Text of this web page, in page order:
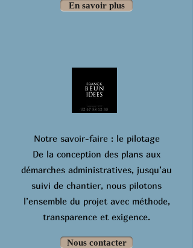
En savoir plus
Notre savoir-faire : le pilotage
De la conception des plans aux
démarches administratives, jusqu’au
suivi de chantier, nous pilotons
l’ensemble du projet avec méthode,
transparence et exigence.
Nous contacter